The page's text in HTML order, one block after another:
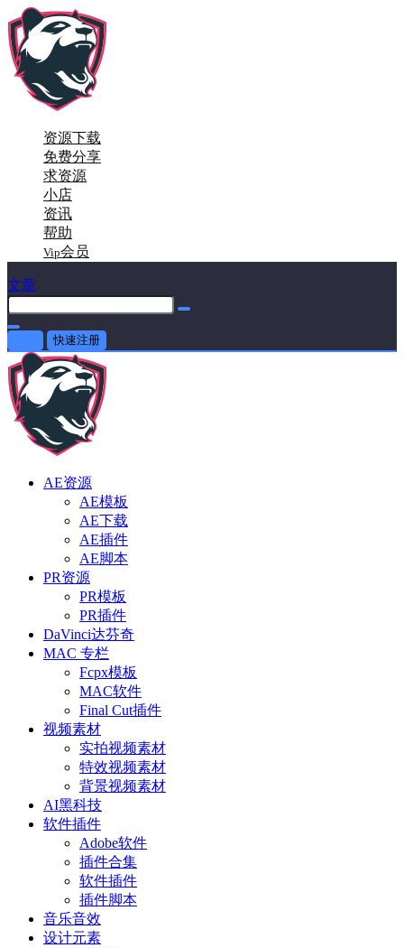
资源下载
免费分享
求资源
小店
资讯
帮助
Vip会员
文章
快速注册
AE资源
AE模板
AE下载
AE插件
AE脚本
PR资源
PR模板
PR插件
DaVinci达芬奇
MAC 专栏
Fcpx模板
MAC软件
Final Cut插件
视频素材
实拍视频素材
特效视频素材
背景视频素材
AI黑科技
软件插件
Adobe软件
插件合集
软件插件
插件脚本
音乐音效
设计元素